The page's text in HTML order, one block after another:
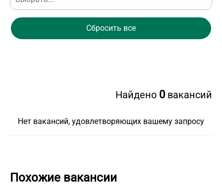
Сбросить все
Найдено 0 вакансий
Нет вакансий, удовлетворяющих вашему запросу
Похожие вакансии